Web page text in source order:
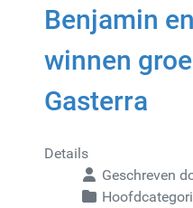
Benjamin
winnen
Gasterra
Details
Geschreven